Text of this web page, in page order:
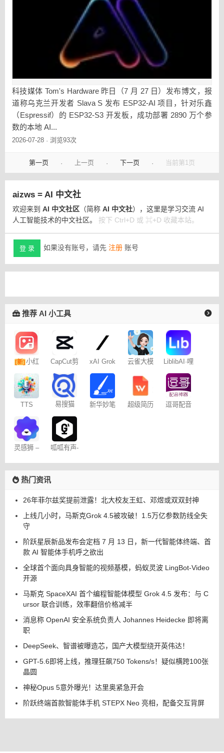
科技媒体 Tom's Hardware 昨日（7 月 27 日）发布博文，报
道称乌克兰开发者 Slava S 发布 ESP32-AI 项目，针对乐鑫
（Espressif）的 ESP32-S3 开发板，成功部署 2890 万个参
数的本地 AI...
2026-07-28 · 浏览93次
第一页 · 上一页 · 下一页 · 当前第1页
aizws = AI 中文社
欢迎来到 AI 中文社区 （简称 AI 中文社），这里是学习交流 AI
人工智能技术的中文社区。 按下 Ctrl+D 或 ⌘+D 收藏本站。
登 录 如果没有账号，请先 注册 账号
推荐 AI 小工具
[新]小红
记
CapCut剪
xAI Grok
云雀大模
LiblibAI·哩
TTS
易搜猫
新华妙笔
超级简历
逗哥配音
灵感狮 –
呱呱有声-
热门资讯
26年菲尔兹奖提前泄露！北大校友王虹、邓煜或双双封神
上线几小时，马斯克Grok 4.5被攻破！1.5万亿参数防线全失
守
阶跃星辰新品发布会定档 7 月 13 日，新一代智能体终端、首
款 AI 智能体手机呼之欲出
全球首个面向具身智能的视频基模，蚂蚁灵波 LingBot-Video
开源
马斯克 SpaceXAI 首个编程智能体模型 Grok 4.5 发布：与 C
ursor 联合训练，效率翻倍价格减半
消息称 OpenAI 安全系统负责人 Johannes Heidecke 即将离
职
DeepSeek、智谱被曝造芯，国产大模型绕开英伟达！
GPT-5.6即将上线，推理狂飙750 Tokens/s！疑似横跨100张
晶圆
神秘Opus 5意外曝光！达里奥紧急开会
阶跃终端首款智能体手机 STEPX Neo 亮相，配备交互背屏